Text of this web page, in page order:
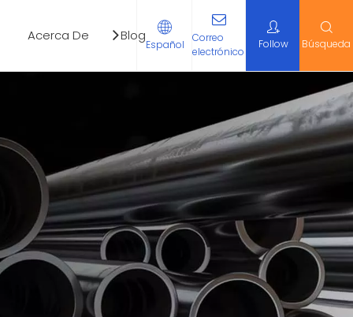
Acerca De Blog Contáctenos
Español
Correo
electrónico
Follow Búsqueda